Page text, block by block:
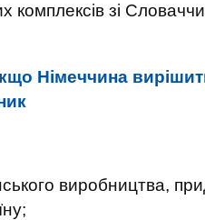
комплексів зі
Німеччина
виробництва,